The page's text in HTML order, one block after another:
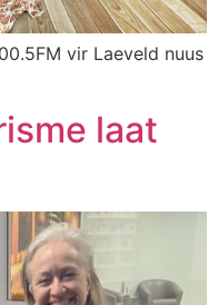
vir Laeveld nuus
laat